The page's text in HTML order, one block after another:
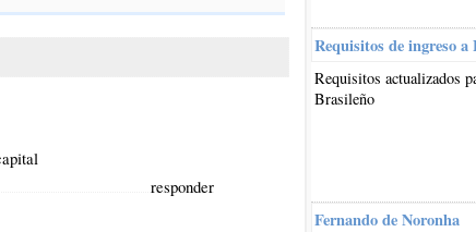
responder
Requisitos de ingreso
Requisitos actualizados
Brasileño
Fernando de Noronha